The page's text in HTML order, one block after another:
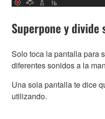
Superpone y divide
Solo toca la pantalla para
diferentes sonidos a la
Una sola pantalla te dice
utilizando.